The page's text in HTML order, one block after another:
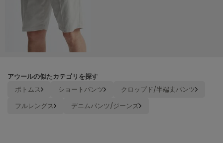
ORR
Philly chocolate
アウールの似たカテゴリを探す
ボトムス ショートパンツ
クロップド/半端丈パンツ
フルレングス
デニムパンツ/ジーンズ